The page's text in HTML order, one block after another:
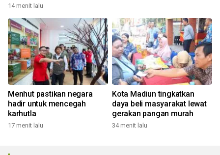
14 menit lalu
Menhut pastikan negara
hadir untuk mencegah
karhutla
17 menit lalu
Kota Madiun tingkatkan
daya beli masyarakat lewat
gerakan pangan murah
34 menit lalu